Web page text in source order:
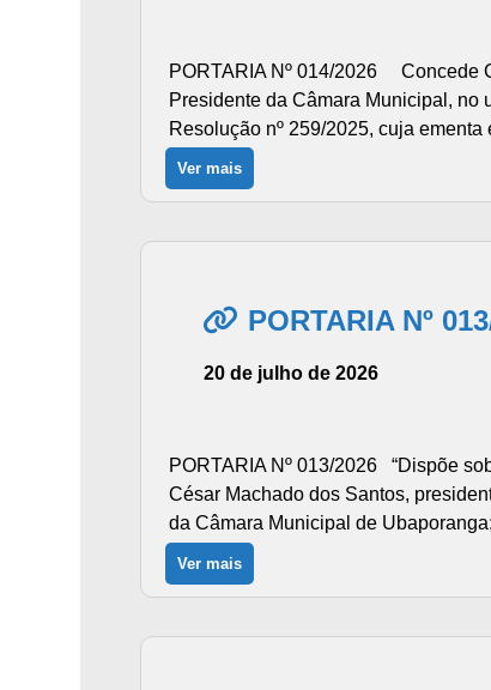
PORTARIA Nº 014/2026 Concede
Presidente da Câmara Municipal,
Resolução nº 259/2025, cuja
Ver mais
PORTARIA Nº
20 de julho de 2026
PORTARIA Nº 013/2026 “Dispõe
César Machado dos Santos,
da Câmara Municipal de
Ver mais